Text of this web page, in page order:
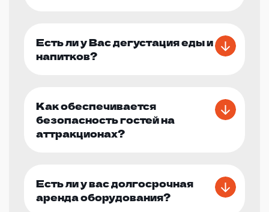
Есть ли у Вас дегустация еды и
напитков?
Как обеспечивается
безопасность гостей на
аттракционах?
Есть ли у вас долгосрочная
аренда оборудования?